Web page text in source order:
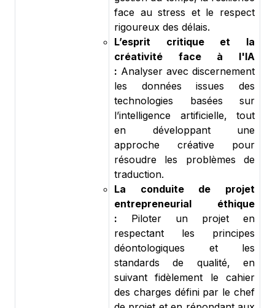
face au stress et le respect
rigoureux des délais.
L’esprit critique et la
créativité face à l'IA
: Analyser avec discernement
les données issues des
technologies basées sur
l’intelligence artificielle, tout
en développant une
approche créative pour
résoudre les problèmes de
traduction.
La conduite de projet
entrepreneurial éthique
: Piloter un projet en
respectant les principes
déontologiques et les
standards de qualité, en
suivant fidèlement le cahier
des charges défini par le chef